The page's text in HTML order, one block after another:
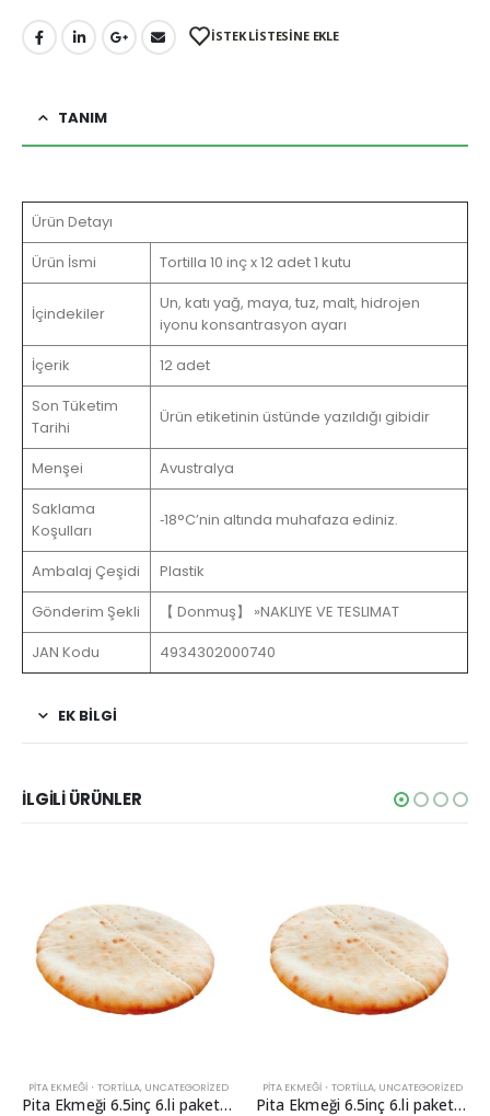
İSTEK LİSTESİNE EKLE
TANIM
Ürün Detayı
Ürün İsmi
Tortilla 10 inç x 12 adet 1 kutu
İçindekiler
Un, katı yağ, maya, tuz, malt, hidrojen
iyonu konsantrasyon ayarı
İçerik
12 adet
Son Tüketim
Tarihi
Ürün etiketinin üstünde yazıldığı gibidir
Menşei
Avustralya
Saklama
Koşulları
‐18°C’nin altında muhafaza ediniz.
Ambalaj Çeşidi
Plastik
Gönderim Şekli
【 Donmuş】 »NAKLIYE VE TESLIMAT
JAN Kodu
4934302000740
EK BİLGİ
İLGİLİ ÜRÜNLER
PITA EKMEĞI・TORTILLA, UNCATEGORIZED
Pita Ekmeği 6.5inç 6.li paket (1 koli)
PITA EKMEĞI・TORTILLA, UNCATEGORIZED
Pita Ekmeği 7 inç 10.lu paket